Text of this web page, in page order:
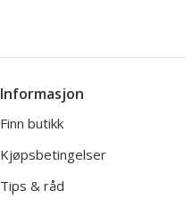
Informasjon
Finn butikk
Kjøpsbetingelser
Tips & råd